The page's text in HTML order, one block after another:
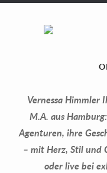
Vernessa Himmler
M.A. aus
Agenturen, ihre
– mit Herz, Stil und
oder live bei